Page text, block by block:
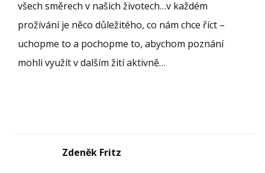
všech směrech v našich životech…v každém
prožívání je něco důležitého, co nám chce říct –
uchopme to a pochopme to, abychom poznání
mohli využít v dalším žití aktivně…
Zdeněk Fritz